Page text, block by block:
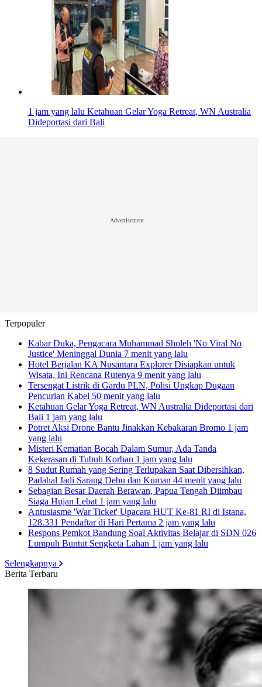
1 jam yang lalu Ketahuan Gelar Yoga Retreat, WN Australia
Dideportasi dari Bali
Advertisement
Terpopuler
Kabar Duka, Pengacara Muhammad Sholeh 'No Viral No
Justice' Meninggal Dunia 7 menit yang lalu
Hotel Berjalan KA Nusantara Explorer Disiapkan untuk
Wisata, Ini Rencana Rutenya 9 menit yang lalu
Tersengat Listrik di Gardu PLN, Polisi Ungkap Dugaan
Pencurian Kabel 50 menit yang lalu
Ketahuan Gelar Yoga Retreat, WN Australia Dideportasi dari
Bali 1 jam yang lalu
Potret Aksi Drone Bantu Jinakkan Kebakaran Bromo 1 jam
yang lalu
Misteri Kematian Bocah Dalam Sumur, Ada Tanda
Kekerasan di Tubuh Korban 1 jam yang lalu
8 Sudut Rumah yang Sering Terlupakan Saat Dibersihkan,
Padahal Jadi Sarang Debu dan Kuman 44 menit yang lalu
Sebagian Besar Daerah Berawan, Papua Tengah Diimbau
Siaga Hujan Lebat 1 jam yang lalu
Antusiasme 'War Ticket' Upacara HUT Ke-81 RI di Istana,
128.331 Pendaftar di Hari Pertama 2 jam yang lalu
Respons Pemkot Bandung Soal Aktivitas Belajar di SDN 026
Lumpuh Buntut Sengketa Lahan 1 jam yang lalu
Selengkapnya
Berita Terbaru